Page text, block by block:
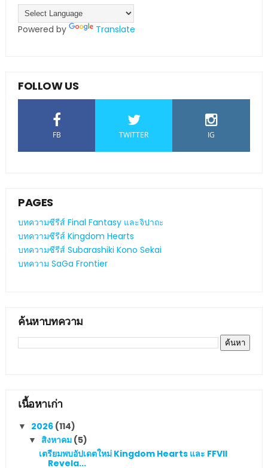
Powered by Translate
FOLLOW US
FB TWITTER IG
PAGES
บทความซีรีส์ Final Fantasy และจิปาถะ
บทความซีรีส์ Kingdom Hearts
บทความซีรีส์ Subarashiki Kono Sekai
บทความ SaGa Frontier
ค้นหาบทความ
เนื้อหาเก่า
▼ 2026 (114)
▼ สิงหาคม (5)
เตรียมพบอัปเดตใหม่ Kingdom Hearts และ FFVII
Revela...